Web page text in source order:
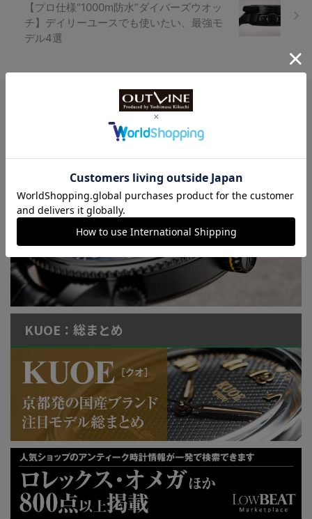
【プロ仕様“1000m防水”ダイバーズウオッ
チ】デイリーユースでも使いたい、最強モ
デル4選
LowBEAT Marketplace
特許取得“耐衝撃”ウオッチなど
KUOE：総まとめ